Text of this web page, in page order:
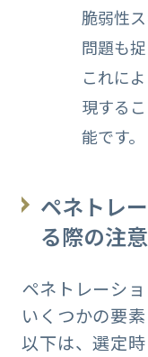
脆弱性
問題も捉
これに
現する
能です。
ペネトレ
る際の注
ペネトレーシ
いくつかの要
以下は、選定